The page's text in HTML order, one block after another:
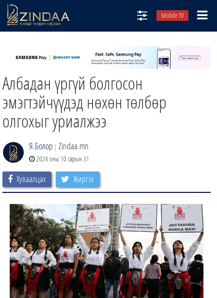
Mobile TV
ТВ8
ӨГЛӨӨНИЙ СОНИН
АУДИО ЗОХИОЛ
Албадан үргүй болгосон
эмэгтэйчүүдэд нөхөн төлбөр
олгохыг уриалжээ
Я.Болор | Zindaa.mn
2024 оны 10 сарын 31
Хуваалцах Жиргэх